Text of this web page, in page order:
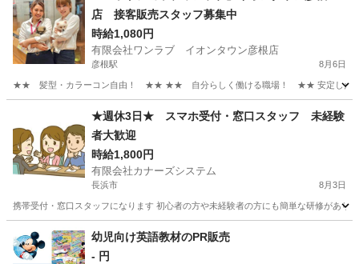
店 接客販売スタッフ募集中
時給1,080円
有限会社ワンラブ イオンタウン彦根店
彦根駅 8月6日
★★ 髪型・カラーコン自由！ ★★ ★★ 自分らしく働ける職場！ ★★ 安定した会社で
彦根駅 その他 スタッフ
★週休3日★ スマホ受付・窓口スタッフ 未経験
者大歓迎
時給1,800円
有限会社カナーズシステム
長浜市 8月3日
携帯受付・窓口スタッフになります 初心者の方や未経験者の方にも簡単な研修があ
滋賀 長浜市 携帯ショップ 時給
幼児向け英語教材のPR販売
- 円